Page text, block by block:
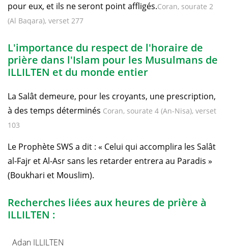
pour eux, et ils ne seront point affligés.Coran, sourate 2
(Al Baqara), verset 277
L'importance du respect de l'horaire de
prière dans l'Islam pour les Musulmans de
ILLILTEN et du monde entier
La Salât demeure, pour les croyants, une prescription,
à des temps déterminés Coran, sourate 4 (An-Nisa), verset
103
Le Prophète SWS a dit : « Celui qui accomplira les Salât
al-Fajr et Al-Asr sans les retarder entrera au Paradis »
(Boukhari et Mouslim).
Recherches liées aux heures de prière à
ILLILTEN :
Adan ILLILTEN